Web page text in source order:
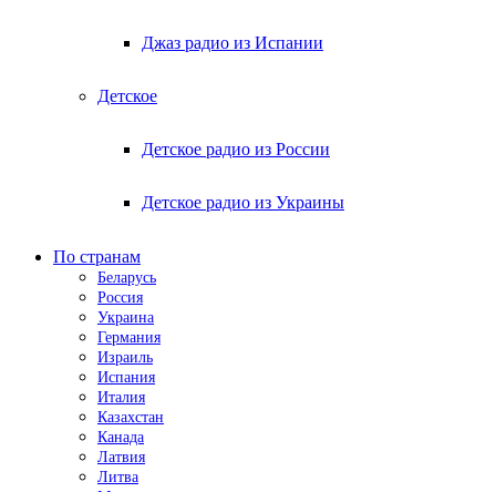
Джаз радио из Испании
Детское
Детское радио из России
Детское радио из Украины
По странам
Беларусь
Россия
Украина
Германия
Израиль
Испания
Италия
Казахстан
Канада
Латвия
Литва